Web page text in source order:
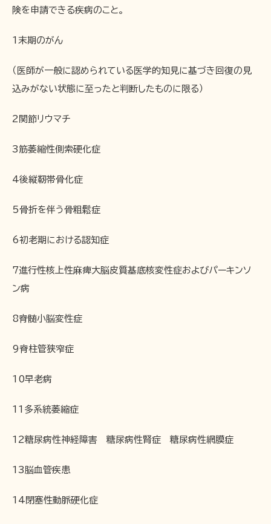
険を申請できる疾病のこと。
1末期のがん
（医師が一般に認められている医学的知見に基づき回復の見
込みがない状態に至ったと判断したものに限る）
2関節リウマチ
3筋萎縮性側索硬化症
4後縦靭帯骨化症
5骨折を伴う骨粗鬆症
6初老期における認知症
7進行性核上性麻痺大脳皮質基底核変性症およびパーキンソ
ン病
8脊髄小脳変性症
9脊柱管狭窄症
10早老病
11多系統萎縮症
12糖尿病性神経障害 糖尿病性腎症 糖尿病性網膜症
13脳血管疾患
14閉塞性動脈硬化症